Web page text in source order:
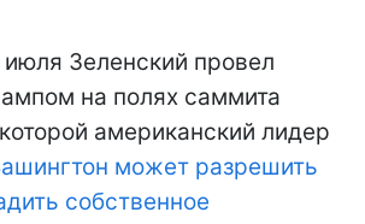
Зеленский провел
на полях саммита
американский лидер
может разрешить
собственное